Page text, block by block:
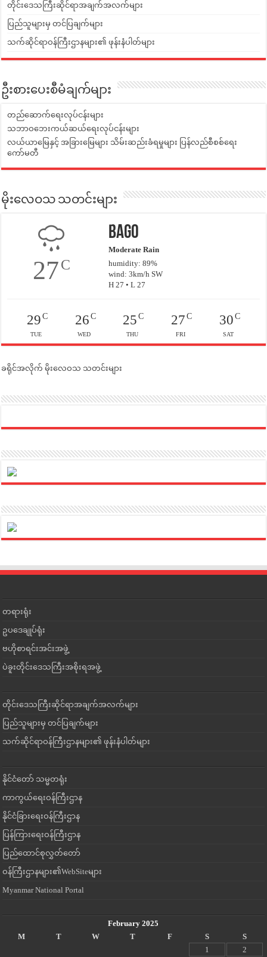
တိုင်းဒေသကြီးဆိုင်ရာအချက်အလက်များ
ပြည်သူများမှ တင်ပြချက်များ
သက်ဆိုင်ရာဝန်ကြီးဌာနများ၏ ဖုန်းနံပါတ်များ
ဦးစားပေးစီမံချက်များ
တည်ဆောက်ရေးလုပ်ငန်းများ
သဘာဝဘေးကယ်ဆယ်ရေးလုပ်ငန်းများ
လယ်ယာမြေနှင့် အခြားမြေများ သိမ်းဆည်းခံရမှုများ ပြန်လည်စီစစ်ရေး
ကော်မတီ
မိုးလေဝသ သတင်းများ
27C
Bago
Moderate Rain
humidity: 89%
wind: 3km/h SW
H 27 • L 27
29C
TUE
26C
WED
25 C
THU
27C
FRI
30C
SAT
ခရိုင်အလိုက် မိုးလေဝသ သတင်းများ
တရားရုံး
ဥပဒေချုပ်ရုံး
ဗဟိုစာရင်းအင်းအဖွဲ့
ပဲခူးတိုင်းဒေသကြီးအစိုးရအဖွဲ့
တိုင်းဒေသကြီးဆိုင်ရာအချက်အလက်များ
ပြည်သူများမှ တင်ပြချက်များ
သက်ဆိုင်ရာဝန်ကြီးဌာနများ၏ ဖုန်းနံပါတ်များ
နိုင်ငံတော် သမ္မတရုံး
ကာကွယ်ရေးဝန်ကြီးဌာန
နိုင်ငံခြားရေးဝန်ကြီးဌာန
ပြန်ကြားရေးဝန်ကြီးဌာန
ပြည်ထောင်စုလွှတ်တော်
ဝန်ကြီးဌာနများ၏WebSiteများ
Myanmar National Portal
February 2025
M
T W T F S
S
1
2